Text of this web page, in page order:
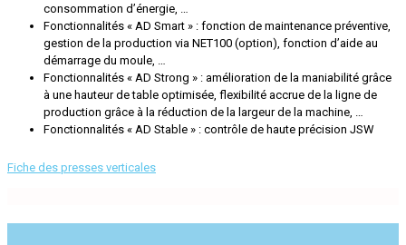
consommation d’énergie, …
Fonctionnalités « AD Smart » : fonction de maintenance préventive,
gestion de la production via NET100 (option), fonction d’aide au
démarrage du moule, …
Fonctionnalités « AD Strong » : amélioration de la maniabilité grâce
à une hauteur de table optimisée, flexibilité accrue de la ligne de
production grâce à la réduction de la largeur de la machine, …
Fonctionnalités « AD Stable » : contrôle de haute précision JSW
Fiche des presses verticales